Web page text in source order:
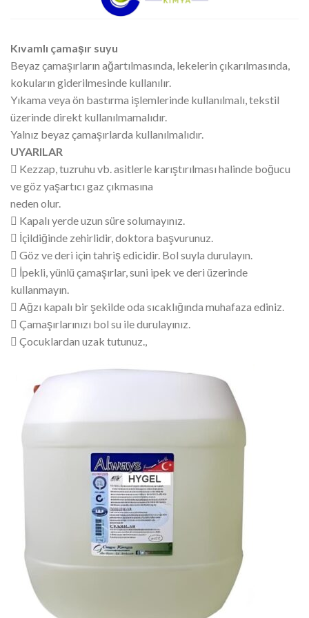
Kıvamlı çamaşır suyu
Beyaz çamaşırların ağartılmasında, lekelerin çıkarılmasında,
kokuların giderilmesinde kullanılır.
Yıkama veya ön bastırma işlemlerinde kullanılmalı, tekstil
üzerinde direkt kullanılmamalıdır.
Yalnız beyaz çamaşırlarda kullanılmalıdır.
UYARILAR
 Kezzap, tuzruhu vb. asitlerle karıştırılması halinde boğucu
ve göz yaşartıcı gaz çıkmasına
neden olur.
 Kapalı yerde uzun süre solumayınız.
 İçildiğinde zehirlidir, doktora başvurunuz.
 Göz ve deri için tahriş edicidir. Bol suyla durulayın.
 İpekli, yünlü çamaşırlar, suni ipek ve deri üzerinde
kullanmayın.
 Ağzı kapalı bir şekilde oda sıcaklığında muhafaza ediniz.
 Çamaşırlarınızı bol su ile durulayınız.
 Çocuklardan uzak tutunuz.,